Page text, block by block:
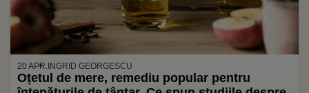
20 APR. INGRID GEORGESCU
Oțetul de mere, remediu popular pentru